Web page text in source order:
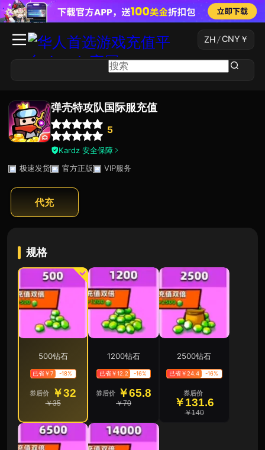
ZH/ CNY ￥
弹壳特攻队国际服充值
5
Kardz 安全保障
极速发货
官方正版 VIP服务
代充
规格
500钻石
已省￥7 -18%
券后价 ￥32
￥35
1200钻石
已省￥12.2 -16%
券后价 ￥65.8
￥70
2500钻石
已省￥24.4 -16%
券后价
￥131.6
￥140